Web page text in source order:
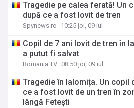
Tragedie pe calea ferată! Un
după ce a fost lovit de tren
Spynews.ro 10:25 joi, 09 iul
Copil de 7 ani lovit de tren în
a putut fi salvat
Romania TV 08:50 joi, 09 iul
Tragedie în Ialomița. Un copil
ce a fost lovit de un tren în
lângă Fetești